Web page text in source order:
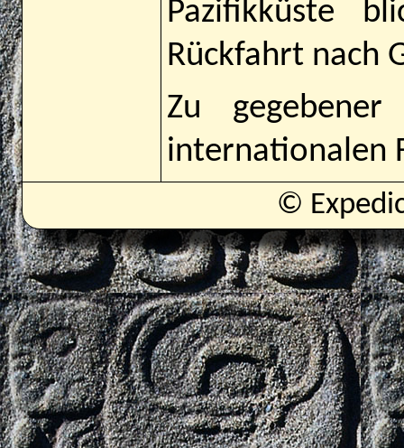
Pazifikküste
Rückfahrt nach
Zu
internationalen
©